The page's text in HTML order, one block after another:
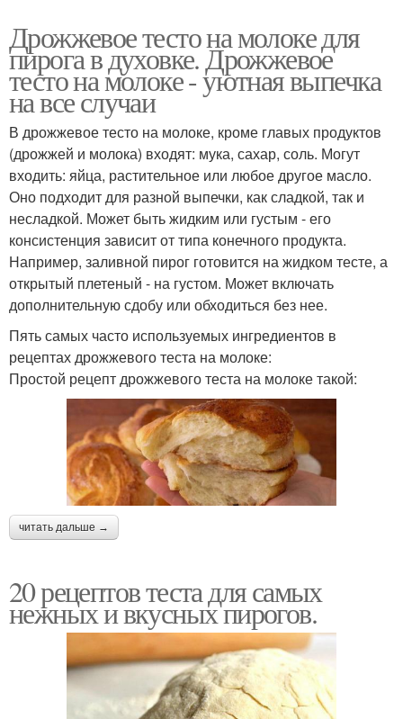
Дрожжевое тесто на молоке для
пирога в духовке. Дрожжевое
тесто на молоке - уютная выпечка
на все случаи
В дрожжевое тесто на молоке, кроме главых продуктов
(дрожжей и молока) входят: мука, сахар, соль. Могут
входить: яйца, растительное или любое другое масло.
Оно подходит для разной выпечки, как сладкой, так и
несладкой. Может быть жидким или густым - его
консистенция зависит от типа конечного продукта.
Например, заливной пирог готовится на жидком тесте, а
открытый плетеный - на густом. Может включать
дополнительную сдобу или обходиться без нее.
Пять самых часто используемых ингредиентов в
рецептах дрожжевого теста на молоке:
Простой рецепт дрожжевого теста на молоке такой:
читать дальше →
20 рецептов теста для самых
нежных и вкусных пирогов.